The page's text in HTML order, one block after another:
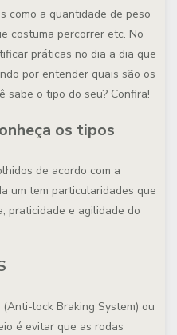
como a quantidade de peso
costuma percorrer etc. No
práticas no dia a dia que
por entender quais são os
sabe o tipo do seu? Confira!
os tipos
de acordo com a
um tem particularidades que
praticidade e agilidade do
(Anti-lock Braking System) ou
é evitar que as rodas